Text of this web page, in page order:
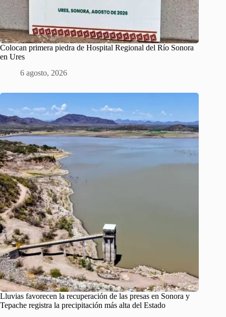
Colocan primera piedra de Hospital Regional del Río Sonora
en Ures
6 agosto, 2026
Lluvias favorecen la recuperación de las presas en Sonora y
Tepache registra la precipitación más alta del Estado